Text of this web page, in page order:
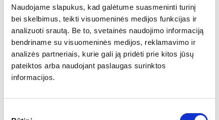
Naudojame slapukus, kad galėtume suasmeninti turinį
bei skelbimus, teikti visuomeninės medijos funkcijas ir
analizuoti srautą. Be to, svetainės naudojimo informaciją
bendriname su visuomeninės medijos, reklamavimo ir
analizės partneriais, kurie gali ją pridėti prie kitos jūsų
pateiktos arba naudojant paslaugas surinktos
informacijos.
Daug dėmesio skirta ir interjerui – dizaineriai talpų ir
modernų „BAYON“ sukūrė siekdami kuo didesnio keleivių
patogumo ir daugiau vietos bagažinėje. Vairuotojo ir
keleivių patogumui įrengtos aukštesnės sėdėjimo
pozicijos sėdynės, tad bus patogu ne tik važiuojant, bet ir
mėlyna šviesa ir atrodo itin moderniai. Mėgstantys gerą